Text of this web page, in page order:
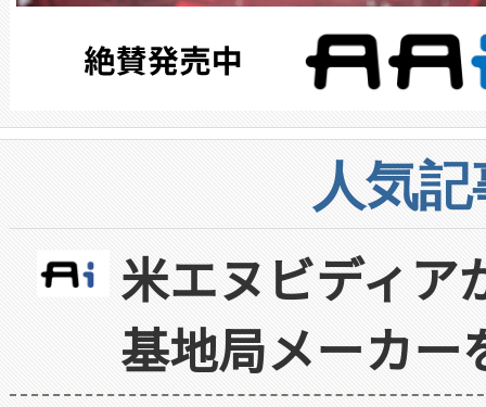
人気
米エヌビディア
基地局メーカー